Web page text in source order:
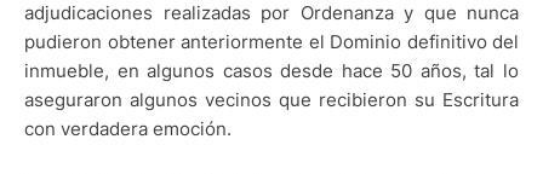
adjudicaciones realizadas por Ordenanza y que nunca
pudieron obtener anteriormente el Dominio definitivo del
inmueble, en algunos casos desde hace 50 años, tal lo
aseguraron algunos vecinos que recibieron su Escritura
con verdadera emoción.